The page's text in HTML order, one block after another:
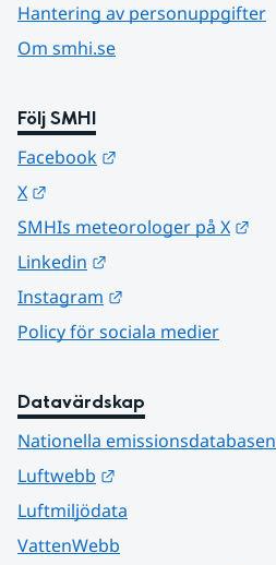
Hantering av personuppgifter
Om smhi.se
Följ SMHI
Facebook
X
SMHIs meteorologer på X
Linkedin
Instagram
Policy för sociala medier
Datavärdskap
Nationella emissionsdatabasen
Luftwebb
Luftmiljödata
VattenWebb